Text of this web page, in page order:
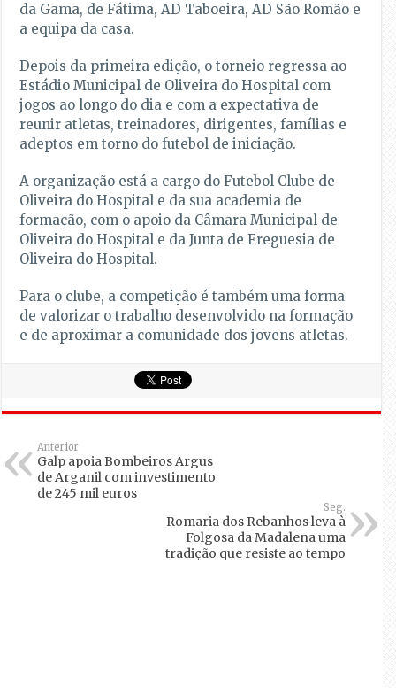
da Gama, de Fátima, AD Taboeira, AD São Romão e
a equipa da casa.
Depois da primeira edição, o torneio regressa ao
Estádio Municipal de Oliveira do Hospital com
jogos ao longo do dia e com a expectativa de
reunir atletas, treinadores, dirigentes, famílias e
adeptos em torno do futebol de iniciação.
A organização está a cargo do Futebol Clube de
Oliveira do Hospital e da sua academia de
formação, com o apoio da Câmara Municipal de
Oliveira do Hospital e da Junta de Freguesia de
Oliveira do Hospital.
Para o clube, a competição é também uma forma
de valorizar o trabalho desenvolvido na formação
e de aproximar a comunidade dos jovens atletas.
Anterior
Galp apoia Bombeiros Argus
de Arganil com investimento
de 245 mil euros
Seg.
Romaria dos Rebanhos leva à
Folgosa da Madalena uma
tradição que resiste ao tempo